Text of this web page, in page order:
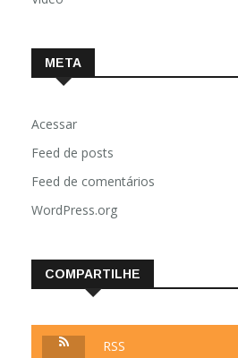
META
Acessar
Feed de posts
Feed de comentários
WordPress.org
COMPARTILHE
RSS